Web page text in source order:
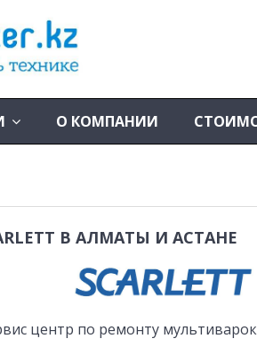
О КОМПАНИИ
В АЛМАТЫ И АСТАНЕ
центр по ремонту